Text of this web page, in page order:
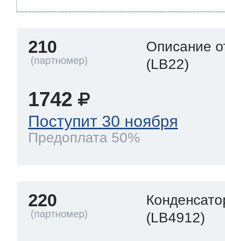
210
Описание
(LB22)
1742
Поступит 30 ноября
Предоплата 50%
220
(LB4912)